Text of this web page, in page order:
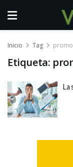
Inicio Tag
Etiqueta:
La